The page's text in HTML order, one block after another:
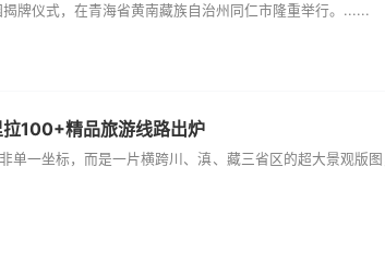
牌仪式，在青海省黄南藏族自治州同仁市隆重举行。......
100+精品旅游线路出炉
单一坐标，而是一片横跨川、滇、藏三省区的超大景观版